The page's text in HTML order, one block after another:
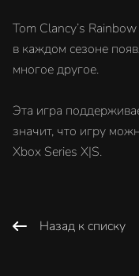
Tom Clancy’s
в каждом сезоне
многое другое.
Эта игра
значит, что игру
Xbox Series X|S.
Назад к списку